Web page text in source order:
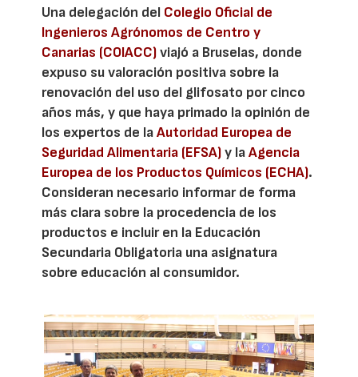
Una delegación del Colegio Oficial de
Ingenieros Agrónomos de Centro y
Canarias (COIACC)viajó a Bruselas, donde
expuso su valoración positiva sobre la
renovación del uso del glifosato por cinco
años más, y que haya primado la opinión de
los expertos de laAutoridad Europea de
Seguridad Alimentaria (EFSA)y laAgencia
Europea de los Productos Químicos (ECHA).
Consideran necesario informar de forma
más clara sobre la procedencia de los
productos e incluir en la Educación
Secundaria Obligatoria una asignatura
sobre educación al consumidor.